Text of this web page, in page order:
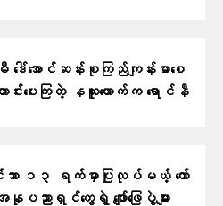
ါ်အောင်ဆန်းစုကြည်ကျန်းမာစေ
ောင်းပေးကြတဲ့ နယူးယောက်က ရောင်နီ
ာ ၁၃ ရက်မှာပြုလုပ်မယ့် တော်
ညာရှင်တွေရဲ့ ဖျော်ဖြေပွဲများ